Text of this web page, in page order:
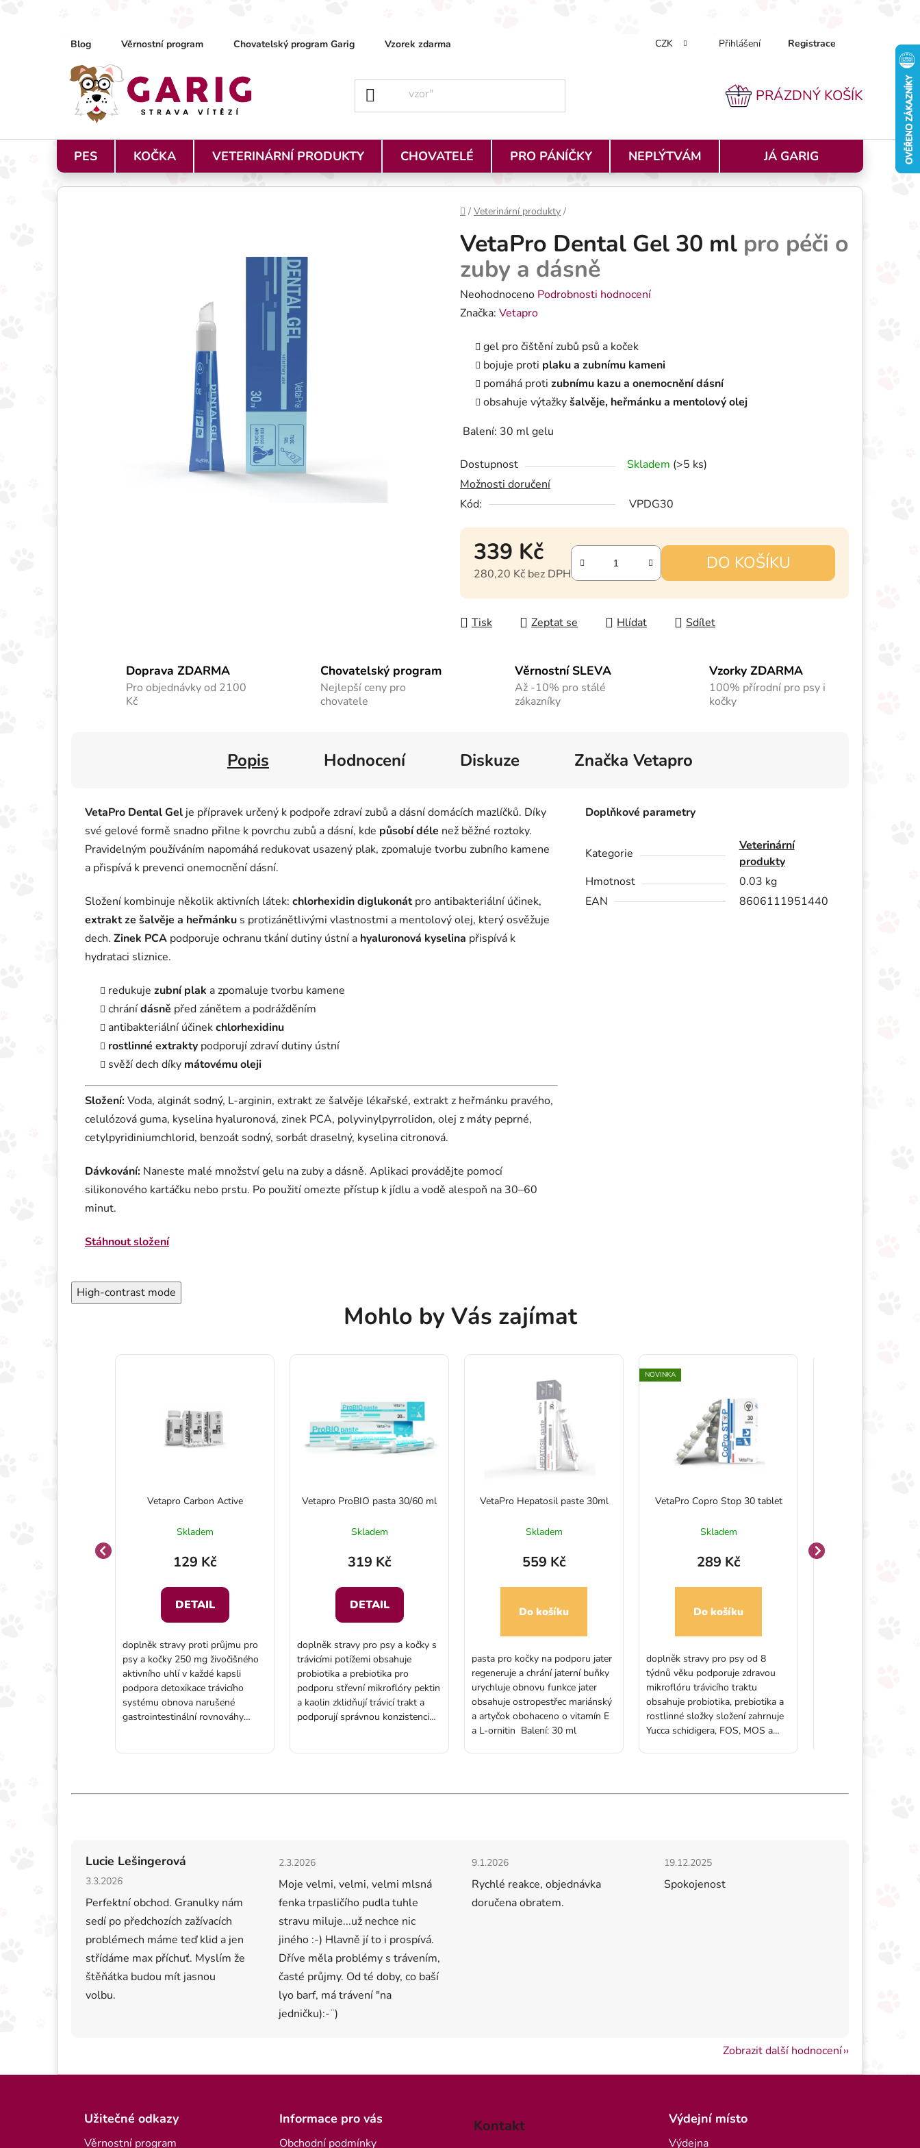
Přejít na obsahBlog Věrnostní program Chovatelský program Garig Vzorek zdarma Jak nakupovat Doprava a platba Podmínky ochrany
CZK Přihlášení Registrace
NÁKUPNÍ KOŠÍK
PRÁZDNÝ KOŠÍK
PES KOČKA VETERINÁRNÍ PRODUKTY CHOVATELÉ PRO PÁNÍČKY NEPLÝTVÁM JÁ GARIG
Domů
/ Veterinární produkty /
VetaPro Dental Gel 30 ml pro péči o
zuby a dásně
Průměrné hodnocení produktu je 0,0 z 5 hvězdiček.
Neohodnoceno Podrobnosti hodnocení
Značka: Vetapro
gel pro čištění zubů psů a koček
bojuje proti plaku a zubnímu kameni
pomáhá proti zubnímu kazu a onemocnění dásní
obsahuje výtažkyšalvěje, heřmánku a mentolový olej
Balení: 30 ml gelu
Dostupnost Skladem (>5 ks)
Možnosti doručení
Kód:
VPDG30
339 Kč
280,20 Kč bez DPH
Měrná cena:
DO KOŠÍKU
Tisk Zeptat se Hlídat Sdílet
Doprava ZDARMA
Pro objednávky od 2100
Kč
Chovatelský program
Nejlepší ceny pro
chovatele
Věrnostní SLEVA
Až -10% pro stálé
zákazníky
Vzorky ZDARMA
100% přírodní pro psy i
kočky
Popis Hodnocení Diskuze Značka Vetapro
VetaPro Dental Gel je přípravek určený k podpoře zdraví zubů a dásní domácích mazlíčků. Díky
své gelové formě snadno přilne k povrchu zubů a dásní, kde působí déle než běžné roztoky.
Pravidelným používáním napomáhá redukovat usazený plak, zpomaluje tvorbu zubního kamene
a přispívá k prevenci onemocnění dásní.
Složení kombinuje několik aktivních látek: chlorhexidin diglukonátpro antibakteriální účinek,
extrakt ze šalvěje a heřmánku s protizánětlivými vlastnostmi a mentolový olej, který osvěžuje
dech. Zinek PCA podporuje ochranu tkání dutiny ústní a hyaluronová kyselina přispívá k
hydrataci sliznice.
redukuje zubní plak a zpomaluje tvorbu kamene
chránídásně před zánětem a podrážděním
antibakteriální účinekchlorhexidinu
rostlinné extrakty podporují zdraví dutiny ústní
svěží dech díky mátovému oleji
Složení:Voda, alginát sodný, L-arginin, extrakt ze šalvěje lékařské, extrakt z heřmánku pravého,
celulózová guma, kyselina hyaluronová, zinek PCA, polyvinylpyrrolidon, olej z máty peprné,
cetylpyridiniumchlorid, benzoát sodný, sorbát draselný, kyselina citronová.
Dávkování: Naneste malé množství gelu na zuby a dásně. Aplikaci provádějte pomocí
silikonového kartáčku nebo prstu. Po použití omezte přístup k jídlu a vodě alespoň na 30–60
minut.
Stáhnout složení
Doplňkové parametry
Kategorie
Veterinární
produkty
Hmotnost
0.03 kg
EAN
8606111951440
High-contrast mode
Mohlo by Vás zajímat
Vetapro Carbon Active
Skladem
129 Kč
DETAIL
doplněk stravy proti průjmu pro
psy a kočky 250 mg živočišného
aktivního uhlí v každé kapsli
podpora detoxikace trávicího
systému obnova narušené
gastrointestinální rovnováhy
Vetapro ProBIO pasta 30/60 ml
Skladem
319 Kč
DETAIL
doplněk stravy pro psy a kočky s
trávicími potížemi obsahuje
probiotika a prebiotika pro
podporu střevní mikroflóry pektin
a kaolin zklidňují trávicí trakt a
podporují správnou konzistenci
VetaPro Hepatosil paste 30ml
Skladem
559 Kč
Do košíku
pasta pro kočky na podporu jater
regeneruje a chrání jaterní buňky
urychluje obnovu funkce jater
obsahuje ostropestřec mariánský
a artyčok obohaceno o vitamín E
a L-ornitin Balení: 30 ml
NOVINKA
VetaPro Copro Stop 30 tablet
Skladem
289 Kč
Do košíku
doplněk stravy pro psy od 8
týdnů věku podporuje zdravou
mikroflóru trávicího traktu
obsahuje probiotika, prebiotika a
rostlinné složky složení zahrnuje
Yucca schidigera, FOS, MOS a
Lucie Lešingerová
Hodnocení obchodu je 5 z 5 hvězdiček.
3.3.2026
Perfektní obchod. Granulky nám
sedí po předchozích zažívacích
problémech máme teď klid a jen
střídáme max příchuť. Myslím že
štěňátka budou mít jasnou
volbu.
Hodnocení obchodu je 5 z 5 hvězdiček.
2.3.2026
Moje velmi, velmi, velmi mlsná
fenka trpasličího pudla tuhle
stravu miluje...už nechce nic
jiného :-) Hlavně jí to i prospívá.
Dříve měla problémy s trávením,
časté průjmy. Od té doby, co baší
lyo barf, má trávení "na
jedničku):-¨)
Hodnocení obchodu je 5 z 5 hvězdiček.
9.1.2026
Rychlé reakce, objednávka
doručena obratem.
Hodnocení obchodu je 5 z 5 hvězdiček.
19.12.2025
Spokojenost
Zobrazit další hodnocení
Užitečné odkazy
Věrnostní program
Informace pro vás
Obchodní podmínky
Kontakt Výdejní místo
Výdejna